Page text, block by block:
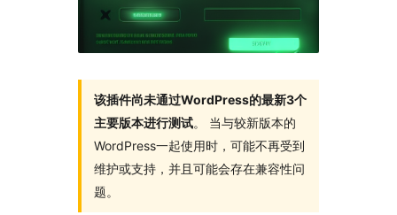
该插件尚未通过WordPress的最新3个
主要版本进行测试。 当与较新版本的
WordPress一起使用时，可能不再受到
维护或支持，并且可能会存在兼容性问
题。